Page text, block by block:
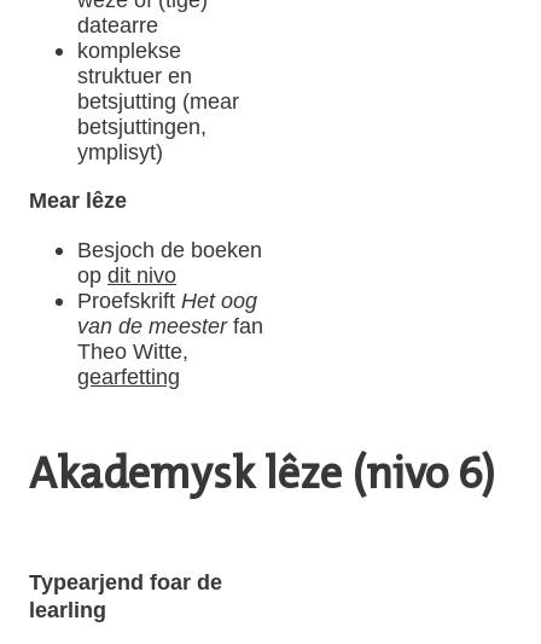
datearre
komplekse
struktuer en
betsjutting (mear
betsjuttingen,
ymplisyt)
Mear lêze
Besjoch de boeken
op dit nivo
Proefskrift Het oog
van de meesterfan
Theo Witte,
gearfetting
Akademysk lêze (nivo 6)
Typearjend foar de
learling